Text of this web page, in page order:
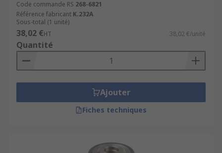
Code commande RS 268-6821
Référence fabricant K.232A
Sous-total (1 unité)
38,02 €HT 38,02 €/unité
Quantité
Ajouter
Fiches techniques